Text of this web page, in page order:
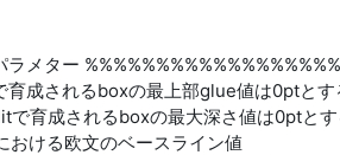
メター
成されるboxの最上部glue値は0ptとす
育成されるboxの最大深さ値は0ptとす
ける欧文のベースライン値